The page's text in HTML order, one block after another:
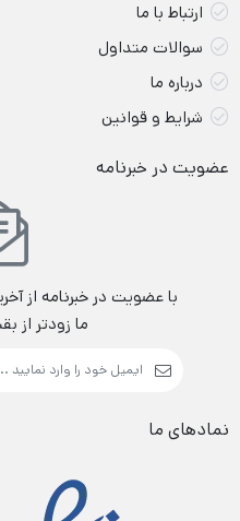
ارتباط با ما
سوالات متداول
درباره ما
شرایط و قوانین
عضویت در خبرنامه
با عضویت در خبرنامه از
ما زودتر از
نمادهای ما